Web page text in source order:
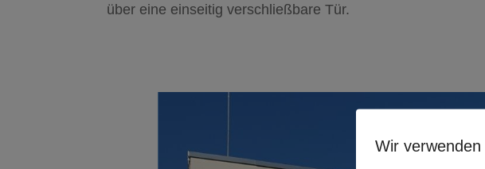
über eine einseitig verschließbare Tür.
Wir verwenden